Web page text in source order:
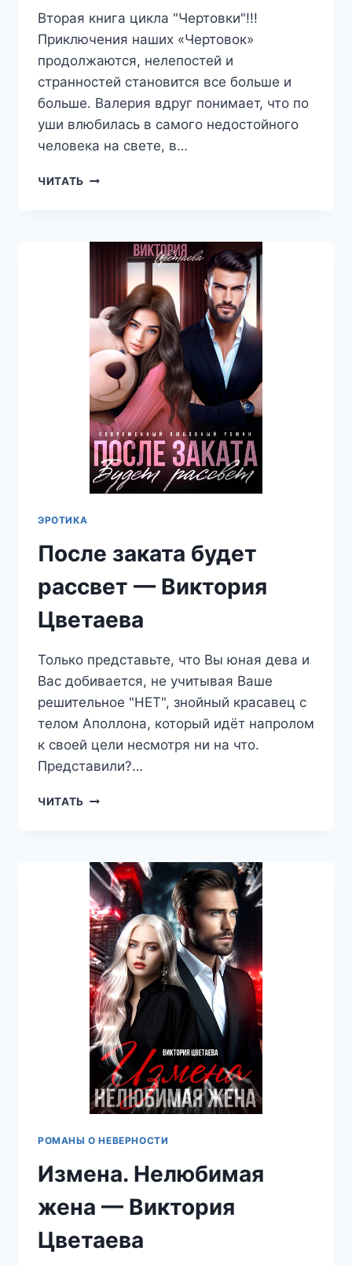
Вторая книга цикла "Чертовки"!!!
Приключения наших «Чертовок»
продолжаются, нелепостей и
странностей становится все больше и
больше. Валерия вдруг понимает, что по
уши влюбилась в самого недостойного
человека на свете, в…
ЧИТАТЬ ГРАНИ
—
ВИКТОРИЯ
ЦВЕТАЕВА
ЭРОТИКА
После заката будет
рассвет — Виктория
Цветаева
Только представьте, что Вы юная дева и
Вас добивается, не учитывая Ваше
решительное "НЕТ", знойный красавец с
телом Аполлона, который идёт напролом
к своей цели несмотря ни на что.
Представили?…
ЧИТАТЬ ПОСЛЕ
—
ВИКТОРИЯ
ЦВЕТАЕВА
РОМАНЫ О НЕВЕРНОСТИ
Измена. Нелюбимая
жена — Виктория
Цветаева